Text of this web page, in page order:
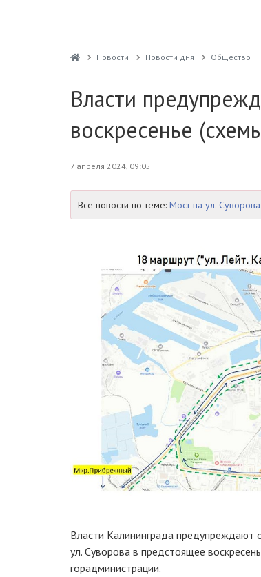
Новости Новости дня Общество
Власти
воскресенье
7 апреля 2024, 09:05
Все новости по теме: Мост на ул. Суворова
Власти Калининграда предупреждают
ул. Суворова в предстоящее
горадминистрации.